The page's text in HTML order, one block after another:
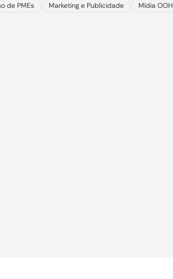
de PMEs Marketing e Publicidade Mídia OOH